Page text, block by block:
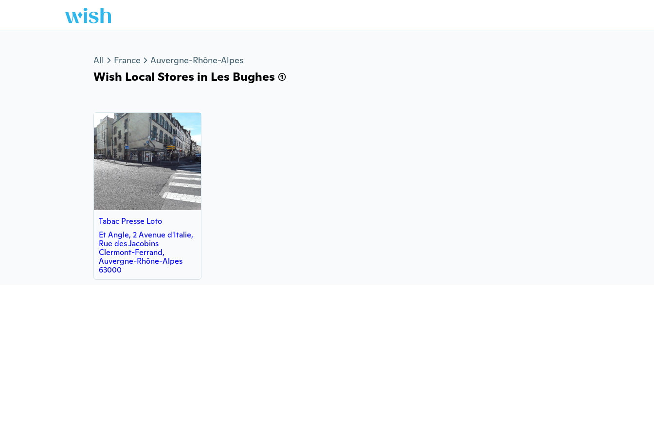
All France Auvergne-Rhône-Alpes
Wish Local Stores in Les Bughes (1)
Tabac Presse Loto
Et Angle, 2 Avenue d'Italie,
Rue des Jacobins
Clermont-Ferrand,
Auvergne-Rhône-Alpes
63000